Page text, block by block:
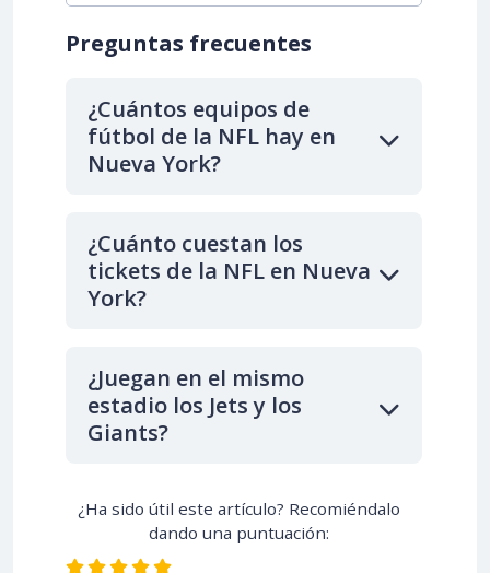
Preguntas frecuentes
¿Cuántos equipos de
fútbol de la NFL hay en
Nueva York?
¿Cuánto cuestan los
tickets de la NFL en Nueva
York?
¿Juegan en el mismo
estadio los Jets y los
Giants?
¿Ha sido útil este artículo? Recomiéndalo
dando una puntuación: